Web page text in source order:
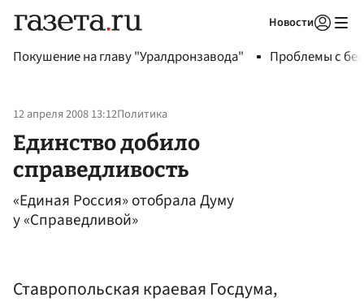
Новости
Покушение на главу "Уралдронзавода" Проблемы с
12 апреля 2008 13:12Политика
Единство добило
справедливость
«Единая Россия» отобрала Думу
у «Справедливой»
Ставропольская краевая Госдума,